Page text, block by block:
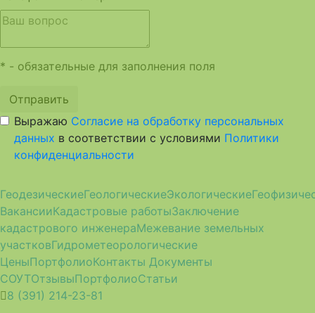
* - обязательные для заполнения поля
Отправить
Выражаю Согласие на обработку персональных
данных в соответствии с условиями Политики
конфиденциальности
ГеодезическиеГеологическиеЭкологические
ВакансииКадастровые работыЗаключение
кадастрового инженераМежевание земельных
участковГидрометеорологические
ЦеныПортфолиоКонтакты Документы
СОУТОтзывыПортфолиоСтатьи
8 (391) 214-23-81